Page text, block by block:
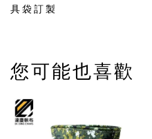
具袋訂製
您可能也喜歡